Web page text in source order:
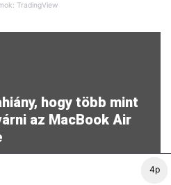
4p
TradingView
hogy több mint
az MacBook Air